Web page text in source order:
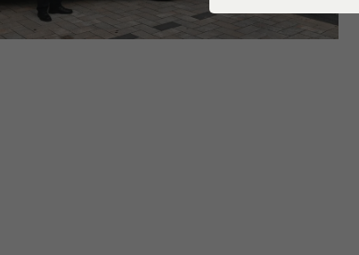
Verbrauchseinrichtung
Grundversorger Gas